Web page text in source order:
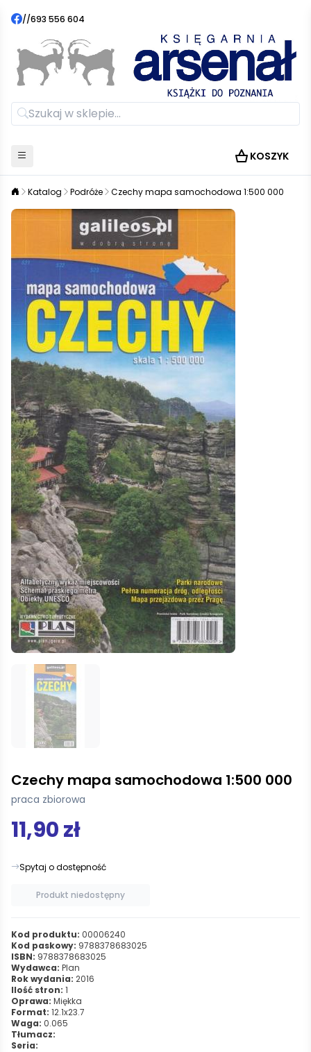
//693 556 604
KOSZYK
Katalog Podróże Czechy mapa samochodowa 1:500 000
Czechy mapa samochodowa 1:500 000
praca zbiorowa
11,90 zł
Spytaj o dostępność
Produkt niedostępny
Kod produktu: 00006240
Kod paskowy: 9788378683025
ISBN: 9788378683025
Wydawca: Plan
Rok wydania: 2016
Ilość stron: 1
Oprawa: Miękka
Format: 12.1x23.7
Waga: 0.065
Tłumacz:
Seria: